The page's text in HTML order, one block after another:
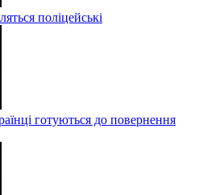
поліцейські
готуються до повернення